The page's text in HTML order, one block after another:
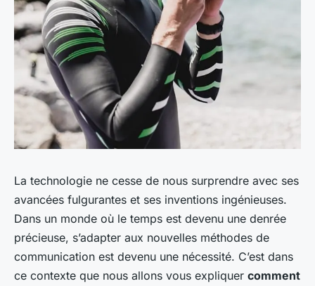
La technologie ne cesse de nous surprendre avec ses
avancées fulgurantes et ses inventions ingénieuses.
Dans un monde où le temps est devenu une denrée
précieuse, s’adapter aux nouvelles méthodes de
communication est devenu une nécessité. C’est dans
ce contexte que nous allons vous expliquer comment